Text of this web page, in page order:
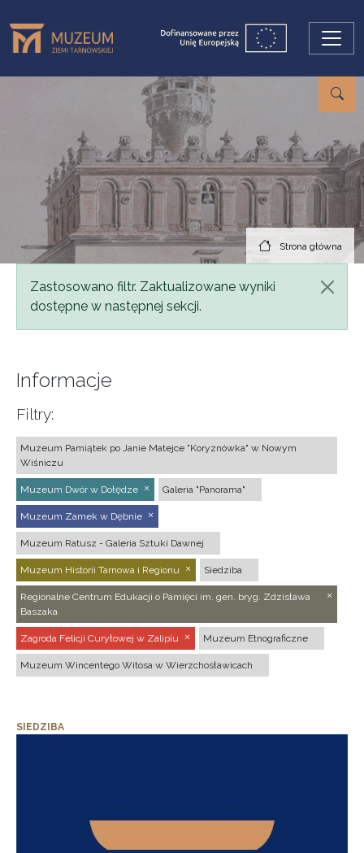
Strona główna
Komunikat
Zastosowano filtr. Zaktualizowane wyniki
dostępne w następnej sekcji.
Informacje
Filtry:
Muzeum Pamiątek po Janie Matejce "Koryznówka" w Nowym
Wiśniczu
Muzeum Dwór w Dołędze Galeria "Panorama"
Muzeum Zamek w Dębnie
Muzeum Ratusz - Galeria Sztuki Dawnej
Muzeum Historii Tarnowa i Regionu Siedziba
Regionalne Centrum Edukacji o Pamięci im. gen. bryg. Zdzisława
Baszaka
Zagroda Felicji Curyłowej w Zalipiu Muzeum Etnograficzne
Muzeum Wincentego Witosa w Wierzchosławicach
SIEDZIBA